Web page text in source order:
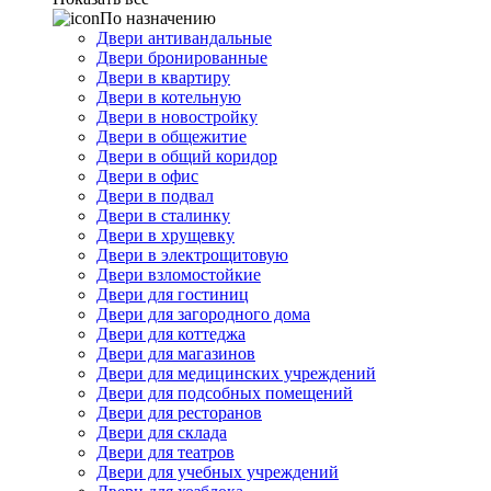
По назначению
Двери антивандальные
Двери бронированные
Двери в квартиру
Двери в котельную
Двери в новостройку
Двери в общежитие
Двери в общий коридор
Двери в офис
Двери в подвал
Двери в сталинку
Двери в хрущевку
Двери в электрощитовую
Двери взломостойкие
Двери для гостиниц
Двери для загородного дома
Двери для коттеджа
Двери для магазинов
Двери для медицинских учреждений
Двери для подсобных помещений
Двери для ресторанов
Двери для склада
Двери для театров
Двери для учебных учреждений